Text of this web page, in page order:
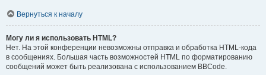
Вернуться к началу
Могу ли я использовать HTML?
Нет. На этой конференции невозможны отправка и обработка HTML-кода
в сообщениях. Большая часть возможностей HTML по форматированию
сообщений может быть реализована с использованием BBCode.